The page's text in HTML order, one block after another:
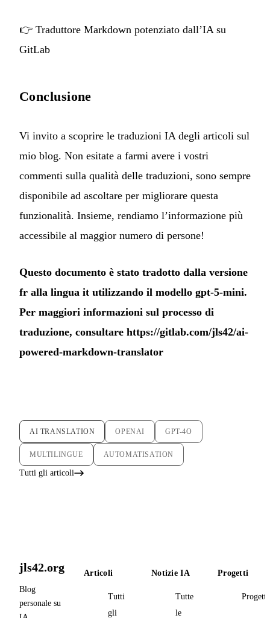
👉 Traduttore Markdown potenziato dall’IA su
GitLab
Conclusione
Vi invito a scoprire le traduzioni IA degli articoli sul
mio blog. Non esitate a farmi avere i vostri
commenti sulla qualità delle traduzioni, sono sempre
disponibile ad ascoltare per migliorare questa
funzionalità. Insieme, rendiamo l’informazione più
accessibile al maggior numero di persone!
Questo documento è stato tradotto dalla versione
fr alla lingua it utilizzando il modello gpt-5-mini.
Per maggiori informazioni sul processo di
traduzione, consultare https://gitlab.com/jls42/ai-
powered-markdown-translator
AI TRANSLATION OPENAI GPT-4O
MULTILINGUE AUTOMATISATION
Tutti gli articoli
jls42.org
Blog
personale su
Articoli
Tutti
gli
Notizie IA
Tutte
le
Progetti
Progetti